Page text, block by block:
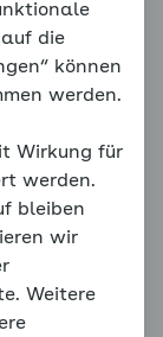
das Kind,
Erziehungsstil
die
können
werden.
Wirkung für
werden.
bleiben
wir
Weitere